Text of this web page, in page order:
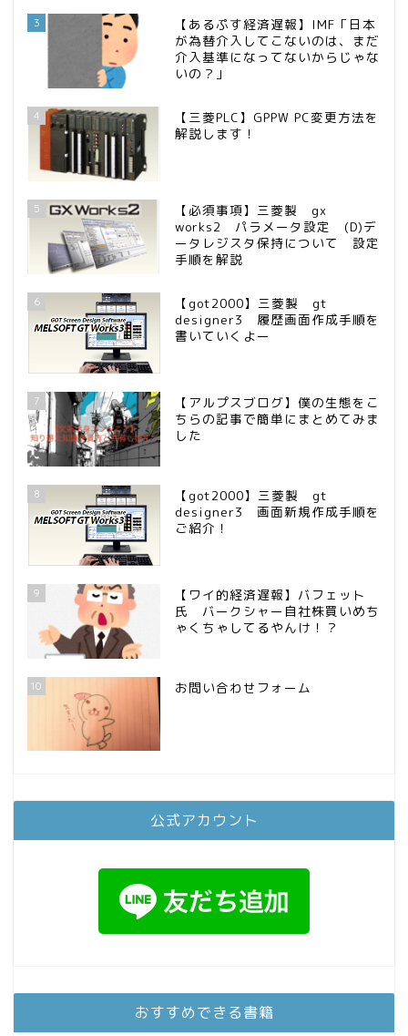
3
【あるぷす経済遅報】IMF「日本
が為替介入してこないのは、まだ
介入基準になってないからじゃな
いの？」
4
【三菱PLC】GPPW PC変更方法を
解説します！
5
【必須事項】三菱製 gx
works2 パラメータ設定 (D)デ
ータレジスタ保持について 設定
手順を解説
6
【got2000】三菱製 gt
designer3 履歴画面作成手順を
書いていくよー
7
【アルプスブログ】僕の生態をこ
ちらの記事で簡単にまとめてみま
した
8
【got2000】三菱製 gt
designer3 画面新規作成手順を
ご紹介！
9
【ワイ的経済遅報】バフェット
氏 バークシャー自社株買いめち
ゃくちゃしてるやんけ！？
10 お問い合わせフォーム
公式アカウント
おすすめできる書籍